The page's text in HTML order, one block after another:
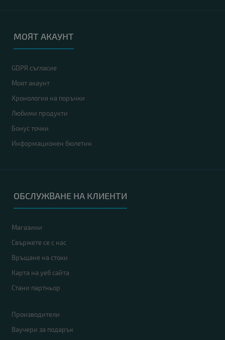
МОЯТ АКАУНТ
GDPR съгласие
Моят акаунт
Хронология на поръчки
Любими продукти
Бонус точки
Информационен бюлетин
ОБСЛУЖВАНЕ НА КЛИЕНТИ
Магазини
Свържете се с нас
Връщане на стоки
Карта на уеб сайта
Стани партньор
Производители
Ваучери за подарък